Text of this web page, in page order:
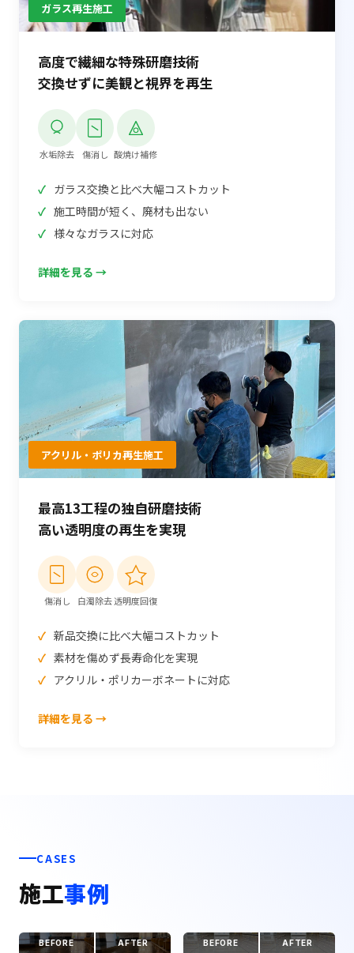
ガラス再生施工
高度で繊細な特殊研磨技術
交換せずに美観と視界を再生
水垢除去 傷消し 酸焼け補修
ガラス交換と比べ大幅コストカット
施工時間が短く、廃材も出ない
様々なガラスに対応
詳細を見る →
アクリル・ポリカ再生施工
最高13工程の独自研磨技術
高い透明度の再生を実現
傷消し 白濁除去透明度回復
新品交換に比べ大幅コストカット
素材を傷めず長寿命化を実現
アクリル・ポリカーボネートに対応
詳細を見る →
CASES
施工事例
BEFORE AFTER BEFORE AFTER